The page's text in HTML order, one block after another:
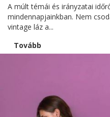
A múlt témái és irányzatai
mindennapjainkban. Nem
vintage láz a...
Tovább